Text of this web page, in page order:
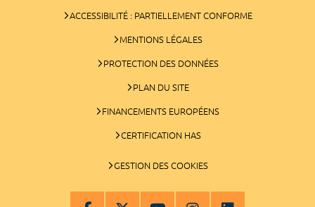
ACCESSIBILITÉ : PARTIELLEMENT CONFORME
MENTIONS LÉGALES
PROTECTION DES DONNÉES
PLAN DU SITE
FINANCEMENTS EUROPÉENS
CERTIFICATION HAS
GESTION DES COOKIES